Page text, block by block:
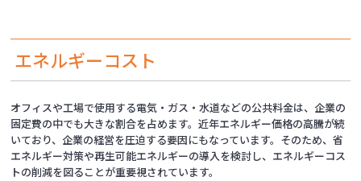
エネルギーコスト
オフィスや工場で使用する電気・ガス・水道などの公共料金は、企業の
固定費の中でも大きな割合を占めます。近年エネルギー価格の高騰が続
いており、企業の経営を圧迫する要因にもなっています。そのため、省
エネルギー対策や再生可能エネルギーの導入を検討し、エネルギーコス
トの削減を図ることが重要視されています。